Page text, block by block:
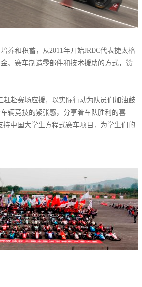
养和积蓄，从2011年开始JRDC代表捷太格
、赛车制造零部件和技术援助的方式，赞
赶赴赛场应援，以实际行动为队员们加油鼓
辆竞技的紧张感，分享着车队胜利的喜
持中国大学生方程式赛车项目，为学生们的